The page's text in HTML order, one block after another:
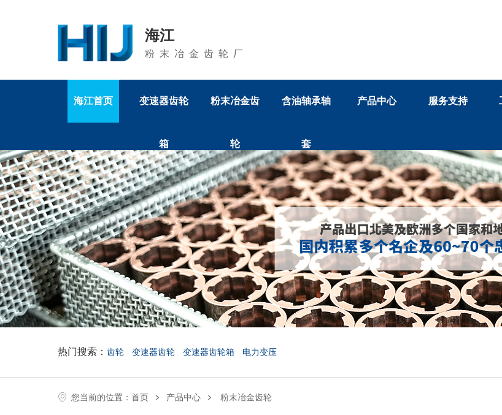
海江
粉末冶金齿轮厂
海江首页 变速器齿轮
箱
粉末冶金齿
轮
含油轴承轴
套
产品中心 服务支持
热门搜索：齿轮 变速器齿轮 变速器齿轮箱 电力变压
您当前的位置：首页 > 产品中心 > 粉末冶金齿轮